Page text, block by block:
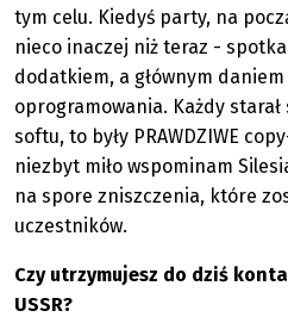
tym celu. Kiedyś party, na
nieco inaczej niż teraz -
dodatkiem, a głównym
oprogramowania. Każdy
softu, to były PRAWDZIWE
niezbyt miło wspominam
na spore zniszczenia, które
uczestników.
Czy utrzymujesz do dziś
USSR?